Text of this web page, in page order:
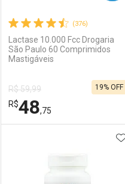
(376)
Lactase 10.000 Fcc Drogaria
São Paulo 60 Comprimidos
Mastigáveis
R$ 59,99
R$48,75
19% OFF
Laboratório
Por Menos